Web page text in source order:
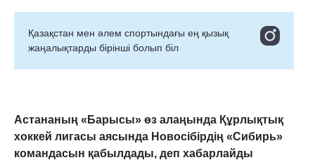
Қазақстан мен әлем спортындағы ең қызық
жаңалықтарды бірінші болып біл
Астананың «Барысы» өз алаңында Құрлықтық
хоккей лигасы аясында Новосібірдің «Сибирь»
командасын қабылдады, деп хабарлайды